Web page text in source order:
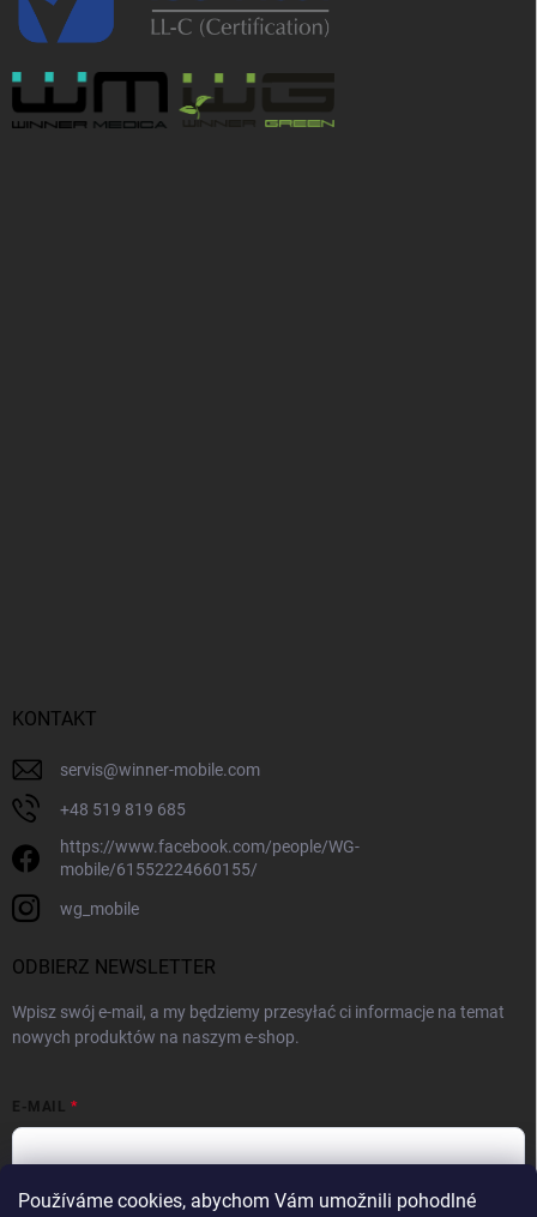
Používáme cookies, abychom Vám umožnili pohodlné
KONTAKT
servis@winner-mobile.com
+48 519 819 685
https://www.facebook.com/people/WG-
mobile/61552224660155/
wg_mobile
ODBIERZ NEWSLETTER
Wpisz swój e-mail, a my będziemy przesyłać ci informacje na temat
nowych produktów na naszym e-shop.
E-MAIL